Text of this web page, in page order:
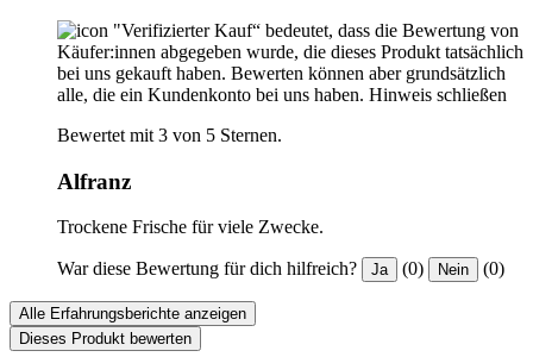
"Verifizierter Kauf“ bedeutet, dass die Bewertung von
Käufer:innen abgegeben wurde, die dieses Produkt tatsächlich
bei uns gekauft haben. Bewerten können aber grundsätzlich
alle, die ein Kundenkonto bei uns haben. Hinweis schließen
Bewertet mit 3 von 5 Sternen.
Alfranz
Trockene Frische für viele Zwecke.
War diese Bewertung für dich hilfreich? Ja (0) Nein (0)
Alle Erfahrungsberichte anzeigen
Dieses Produkt bewerten